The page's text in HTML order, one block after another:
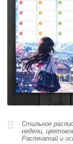
Стильное
недели,
Распечатай и